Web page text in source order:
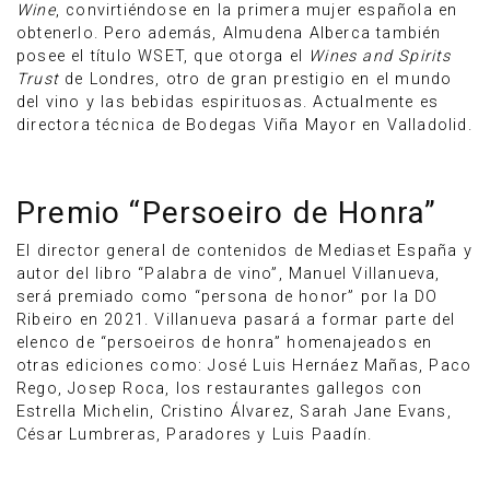
Wine, convirtiéndose en la primera mujer española en
obtenerlo. Pero además, Almudena Alberca también
posee el título WSET, que otorga el
Wines and Spirits
Trust de Londres, otro de gran prestigio en el mundo
del vino y las bebidas espirituosas. Actualmente es
directora técnica de Bodegas Viña Mayor en Valladolid.
Premio “Persoeiro de Honra”
El director general de contenidos de Mediaset España y
autor del libro “Palabra de vino”, Manuel Villanueva,
será premiado como “persona de honor” por la DO
Ribeiro en 2021. Villanueva pasará a formar parte del
elenco de “persoeiros de honra” homenajeados en
otras ediciones como: José Luis Hernáez Mañas, Paco
Rego, Josep Roca, los restaurantes gallegos con
Estrella Michelin, Cristino Álvarez, Sarah Jane Evans,
César Lumbreras, Paradores y Luis Paadín.